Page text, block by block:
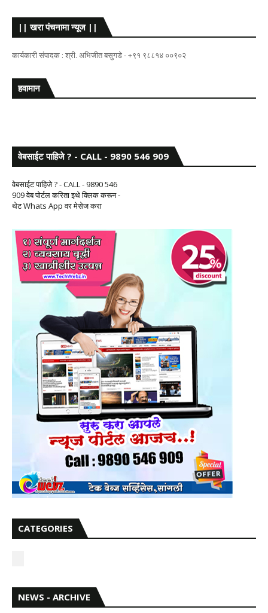
|| खरा पंचनामा न्यूज ||
कार्यकारी संपादक : श्री. अभिजीत बसुगडे - +९१ ९८८१४ ००९०२
हवामान
वेबसाईट पाहिजे ? - CALL - 9890 546 909
वेबसाईट पाहिजे ? - CALL - 9890 546
909 वेब पोर्टल करिता इथे क्लिक करून -
थेट Whats App वर मेसेज करा
CATEGORIES
NEWS - ARCHIVE